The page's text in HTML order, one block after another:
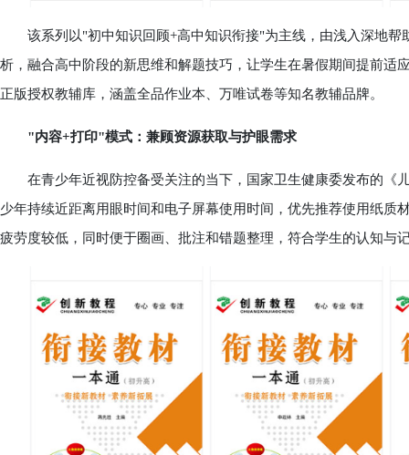
该系列以"初中知识回顾+高中知识衔接"为主线，由浅入深地帮
析，融合高中阶段的新思维和解题技巧，让学生在暑假期间提前适
正版授权教辅库，涵盖全品作业本、万唯试卷等知名教辅品牌。
"内容+打印"模式：兼顾资源获取与护眼需求
在青少年近视防控备受关注的当下，国家卫生健康委发布的《
少年持续近距离用眼时间和电子屏幕使用时间，优先推荐使用纸质
疲劳度较低，同时便于圈画、批注和错题整理，符合学生的认知与